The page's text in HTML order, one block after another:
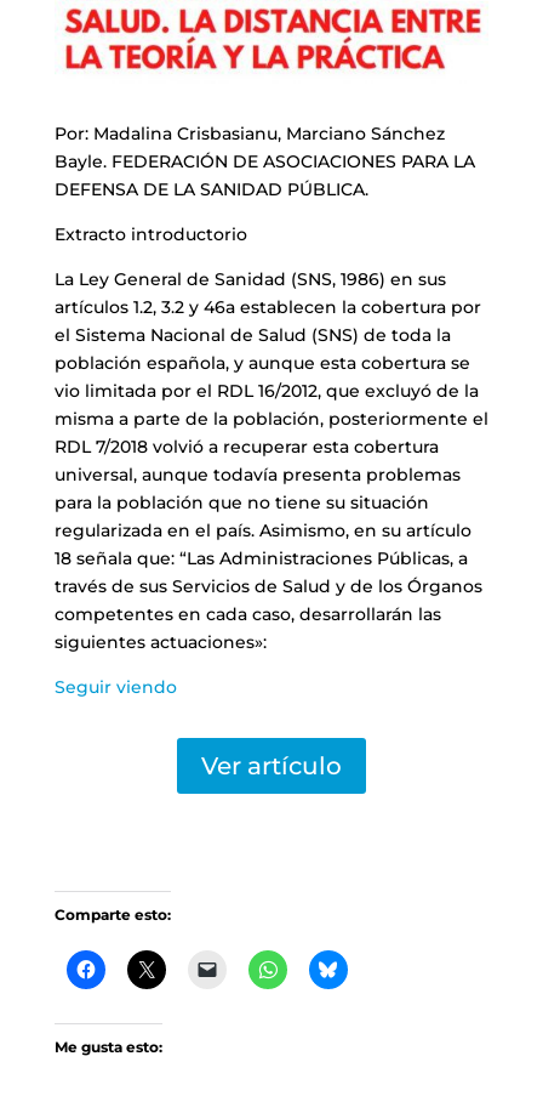
Por: Madalina Crisbasianu, Marciano Sánchez
Bayle. FEDERACIÓN DE ASOCIACIONES PARA LA
DEFENSA DE LA SANIDAD PÚBLICA.
Extracto introductorio
La Ley General de Sanidad (SNS, 1986) en sus
artículos 1.2, 3.2 y 46a establecen la cobertura por
el Sistema Nacional de Salud (SNS) de toda la
población española, y aunque esta cobertura se
vio limitada por el RDL 16/2012, que excluyó de la
misma a parte de la población, posteriormente el
RDL 7/2018 volvió a recuperar esta cobertura
universal, aunque todavía presenta problemas
para la población que no tiene su situación
regularizada en el país. Asimismo, en su artículo
18 señala que: “Las Administraciones Públicas, a
través de sus Servicios de Salud y de los Órganos
competentes en cada caso, desarrollarán las
siguientes actuaciones»:
Seguir viendo
Ver artículo
Comparte esto:
Me gusta esto: